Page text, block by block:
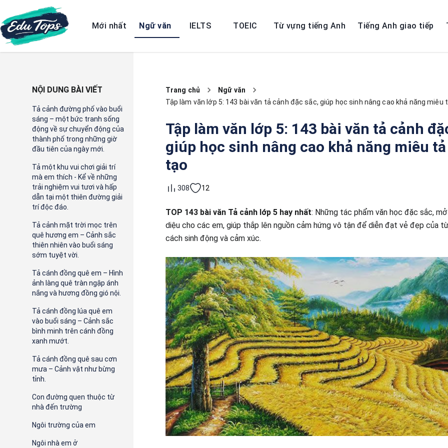
Mới nhất Ngữ văn IELTS TOEIC Từ vựng tiếng Anh Tiếng Anh giao tiếp
NỘI DUNG BÀI VIẾT
Tả cảnh đường phố vào buổi
sáng – một bức tranh sống
động về sự chuyển động của
thành phố trong những giờ
đầu tiên của ngày mới.
Tả một khu vui chơi giải trí
mà em thích - Kể về những
trải nghiệm vui tươi và hấp
dẫn tại một thiên đường giải
trí độc đáo.
Tả cảnh mặt trời mọc trên
quê hương em – Cảnh sắc
thiên nhiên vào buổi sáng
sớm tuyệt vời.
Tả cánh đồng quê em – Hình
ảnh làng quê tràn ngập ánh
nắng và hương đồng gió nội.
Tả cánh đồng lúa quê em
vào buổi sáng – Cảnh sắc
bình minh trên cánh đồng
xanh mướt.
Tả cánh đồng quê sau cơn
mưa – Cảnh vật như bừng
tỉnh.
Con đường quen thuộc từ
nhà đến trường
Ngôi trường của em
Ngôi nhà em ở
Trang chủ
Ngữ văn
Tập làm văn lớp 5: 143 bài văn tả cảnh đặc sắc, giúp học sinh nâng cao khả năng miêu
Tập làm văn lớp 5: 143 bài văn tả cảnh
giúp học sinh nâng cao khả năng miêu tả
tạo
308 12
TOP 143 bài văn Tả cảnh lớp 5 hay nhất: Những tác phẩm văn học đặc sắc,
diệu cho các em, giúp thắp lên nguồn cảm hứng vô tận để diễn đạt vẻ đẹp của
cách sinh động và cảm xúc.